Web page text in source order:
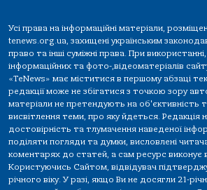
Усі права на інформаційні матеріали,
tenews.org.ua, захищені українським
право та інші суміжні права. При
інформаційних та фото-,відеоматеріалів
«TeNews» має міститися в першому абзаці
редакції може не збігатися з точкою зору
матеріали не претендують на об'єктивність
висвітлення теми, про яку йдеться. Редакція
достовірність та тлумачення наведеної
поділяти погляди та думки, висловлені
коментарях до статей, а сам ресурс виконує
Користуючись Сайтом, відвідувач
річного віку. У разі, якщо Ви не досягли 21-